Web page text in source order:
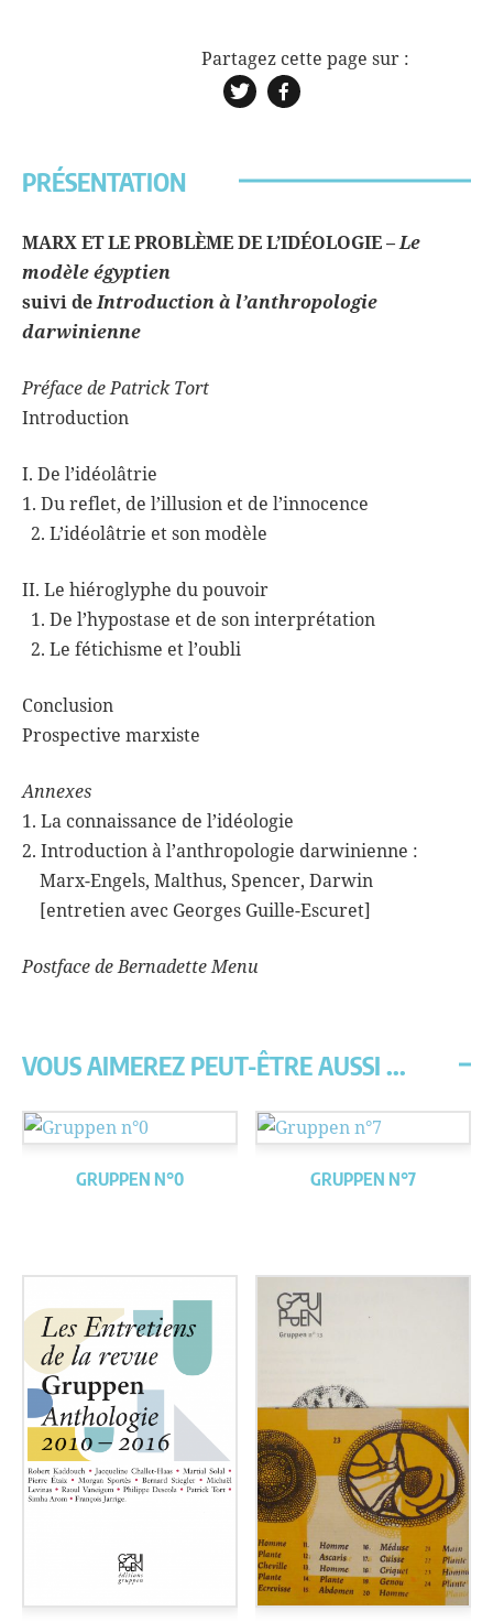
PRÉSENTATION
MARX ET LE PROBLÈMEDE L’IDÉOLOGIE –Le
modèle égyptien
suivi deIntroduction à l’anthropologie
darwinienne
Préface de Patrick Tort
Introduction
I. De l’idéolâtrie
1. Du reflet, de l’illusion et de l’innocence
2. L’idéolâtrie et son modèle
II. Le hiéroglyphe du pouvoir
1. De l’hypostase et de son interprétation
2. Le fétichisme et l’oubli
Conclusion
Prospective marxiste
Annexes
1. La connaissance de l’idéologie
2. Introduction à l’anthropologie darwinienne :
Marx-Engels, Malthus, Spencer, Darwin
[entretien avec Georges Guille-Escuret]
Postface de Bernadette Menu
VOUS AIMEREZ PEUT-ÊTRE AUSSI ...
GRUPPEN N°0 GRUPPEN N°7